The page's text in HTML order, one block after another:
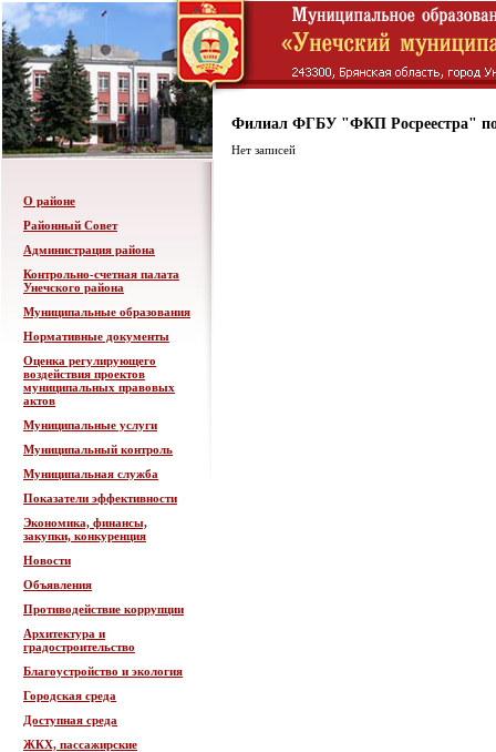
О районе
Районный Совет
Администрация района
Контрольно-счетная палата
Унечского района
Муниципальные образования
Нормативные документы
Оценка регулирующего
воздействия проектов
муниципальных правовых
актов
Муниципальные услуги
Муниципальный контроль
Муниципальная служба
Показатели эффективности
Экономика, финансы,
закупки, конкуренция
Новости
Объявления
Противодействие коррупции
Архитектура и
градостроительство
Благоустройство и экология
Городская среда
Доступная среда
ЖКХ, пассажирские
Филиал ФГБУ "ФКП Росреестра" по
Нет записей